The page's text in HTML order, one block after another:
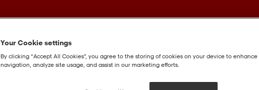
Lagprodukt från
Chalmers Studentkårs Idrottssällskap Kansli
Your Cookie settings
By clicking “Accept All Cookies”, you agree to the storing of cookies on your device to enhance
navigation, analyze site usage, and assist in our marketing efforts.